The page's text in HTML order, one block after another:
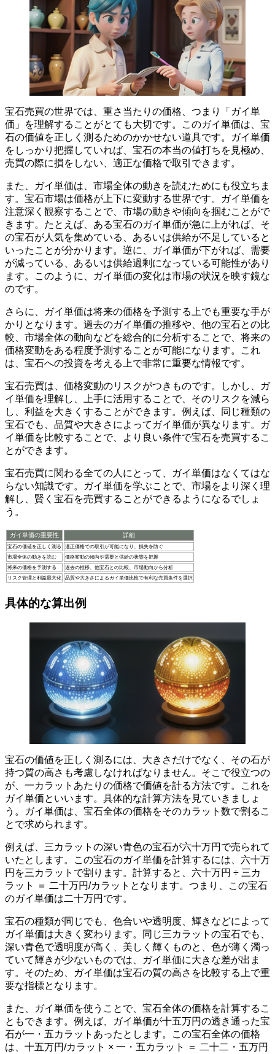
宝石売買の世界では、重さ当たりの価格、つまり「ガイ単
価」を理解することがとても大切です。このガイ単価は、宝
石の価値を正しく測るためのかかせない道具です。ガイ単価
をしっかり把握していれば、宝石の本当の値打ちを見極め、
売買の際に損をしない、適正な価格で取引できます。
また、ガイ単価は、市場全体の動きを読むためにも役立ちま
す。宝石市場は価格が上下に変動する世界です。ガイ単価を
注意深く観察することで、市場の動きや傾向を掴むことがで
きます。たとえば、ある宝石のガイ単価が急に上がれば、そ
の宝石が人気を集めている、あるいは供給が不足していると
いったことが分かります。逆に、ガイ単価が下がれば、需要
が減っている、あるいは供給過剰になっている可能性があり
ます。このように、
ガイ単価の変化は市場の状況を映す鏡な
のです。
さらに、
ガイ単価は将来の価格を予測する上でも重要な手が
かり となります。過去のガイ単価の推移や、他の宝石との比
較、市場全体の動向などを総合的に分析することで、将来の
価格変動をある程度予測することが可能になります。これ
は、宝石への投資を考える上で非常に重要な情報です。
宝石売買は、価格変動のリスクがつきものです。しかし、ガ
イ単価を理解し、上手に活用することで、そのリスクを減ら
し、利益を大きくすることができます。例えば、同じ種類の
宝石でも、品質や大きさによってガイ単価が異なります。ガ
イ単価を比較することで、より良い条件で宝石を売買するこ
とができます。
宝石売買に関わる全ての人にとって、ガイ単価はなくてはな
らない知識です。ガイ単価を学ぶことで、市場をより深く理
解し、賢く宝石を売買することができるようになるでしょ
う。
ガイ単価の重要性 詳細
宝石の価値を正しく測る
適正価格での取引が可能になり、損失を防ぐ
市場全体の動きを読む
価格変動の傾向や需要と供給の状態を把握
将来の価格を予測する
過去の推移、他宝石との比較、市場動向から分析
リスク管理と利益最大化
品質や大きさによるガイ単価比較で有利な売買条件を選択
具体的な算出例
宝石の価値を正しく測るには、大きさだけでなく、その石が
持つ質の高さも考慮しなければなりません。そこで役立つの
が、一カラットあたりの価格で価値を計る方法です。これを
ガイ単価といいます。具体的な計算方法を見ていきましょ
う。
ガイ単価は、宝石全体の価格をそのカラット数で割るこ
とで求められます。
例えば、三カラットの深い青色の宝石が六十万円で売られて
いたとします。この宝石のガイ単価を計算するには、六十万
円を三カラットで割ります。計算すると、六十万円 ÷ 三カ
ラット ＝ 二十万円/カラットとなります。つまり、この宝石
のガイ単価は二十万円です。
宝石の種類が同じでも、色合いや透明度、輝きなどによって
ガイ単価は大きく変わります。
同じ三カラットの宝石でも、
深い青色で透明度が高く、美しく輝くものと、色が薄く濁っ
ていて輝きが少ないものでは、ガイ単価に大きな差が出ま
す。そのため、ガイ単価は宝石の質の高さを比較する上で重
要な指標となります。
また、ガイ単価を使うことで、宝石全体の価格を計算するこ
ともできます。例えば、ガイ単価が十五万円の透き通った宝
石が一・五カラットあったとします。この宝石全体の価格
は、十五万円/カラット × 一・五カラット ＝ 二十二・五万円